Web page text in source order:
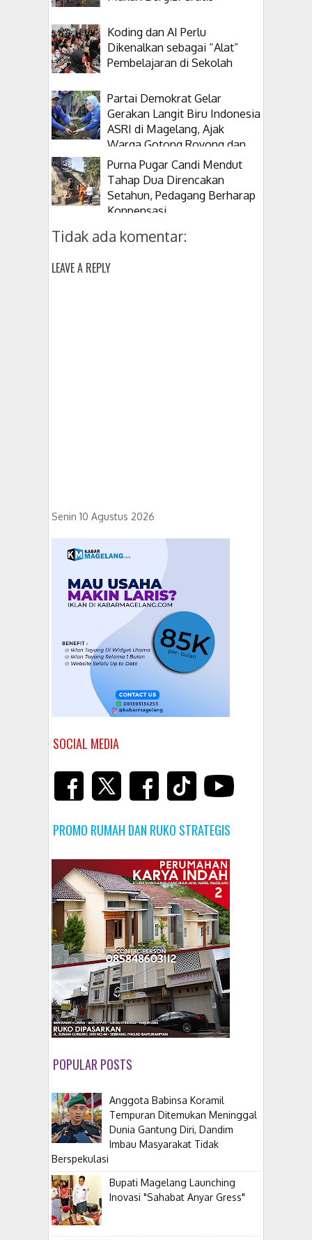
Koding dan AI Perlu
Dikenalkan sebagai “Alat”
Pembelajaran di Sekolah
Partai Demokrat Gelar
Gerakan Langit Biru Indonesia
ASRI di Magelang, Ajak
Warga Gotong Royong dan
Tanam Pohon
Purna Pugar Candi Mendut
Tahap Dua Direncakan
Setahun, Pedagang Berharap
Konpensasi
Tidak ada komentar:
LEAVE A REPLY
Senin 10 Agustus 2026
SOCIAL MEDIA
PROMO RUMAH DAN RUKO STRATEGIS
POPULAR POSTS
Anggota Babinsa Koramil
Tempuran Ditemukan Meninggal
Dunia Gantung Diri, Dandim
Imbau Masyarakat Tidak
Berspekulasi
Bupati Magelang Launching
Inovasi "Sahabat Anyar Gress"